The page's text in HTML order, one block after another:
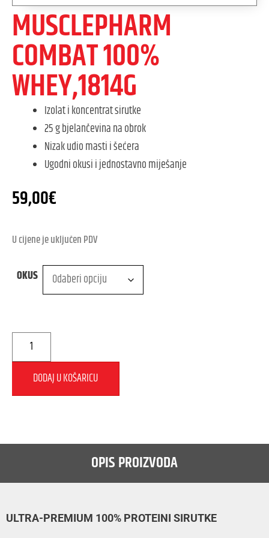
MUSCLEPHARM
COMBAT 100%
WHEY,1814G
Izolat i koncentrat sirutke
25 g bjelančevina na obrok
Nizak udio masti i šećera
Ugodni okusi i jednostavno miješanje
59,00€
U cijene je uključen PDV
OKUS
DODAJ U KOŠARICU
OPIS PROIZVODA
ULTRA-PREMIUM 100% PROTEINI SIRUTKE